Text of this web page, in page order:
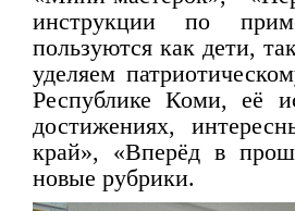
инструкции по
пользуются как дети,
уделяем
Республике Коми, её
достижениях,
край», «Вперёд в
новые рубрики.